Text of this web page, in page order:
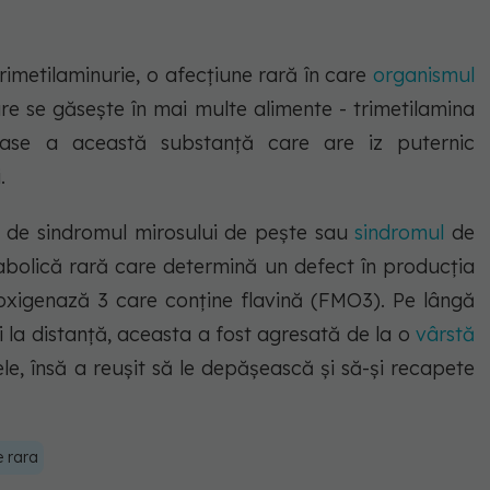
o afecțiune rară în care organismul
se găsește în mai multe alimente - trimetilamina
a această substanță care are iz puternic
sindromul mirosului de pește sausindromul de
rară care determină un defect în producția
3 care conține flavină (FMO3). Pe lângă
distanță, aceasta a fost agresată de la o vârstă
însă a reușit să le depășească și să-și recapete
rara